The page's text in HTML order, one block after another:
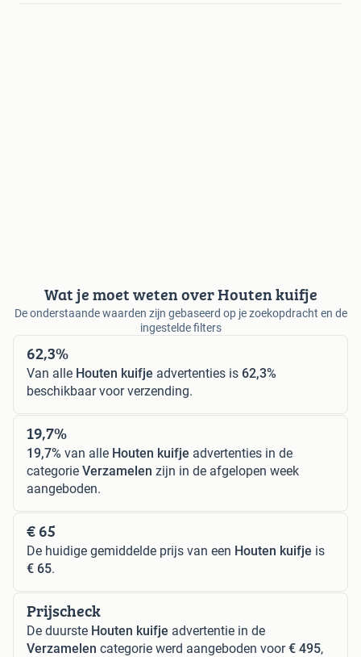
Wat je moet weten over Houten kuifje
De onderstaande waarden zijn gebaseerd op je zoekopdracht en de
ingestelde filters
62,3%
Van alle Houten kuifje advertenties is 62,3%
beschikbaar voor verzending.
19,7%
19,7% van alle Houten kuifje advertenties in de
categorie Verzamelen zijn in de afgelopen week
aangeboden.
€ 65
De huidige gemiddelde prijs van een Houten kuifje is
€ 65.
Prijscheck
De duurste Houten kuifje advertentie in de
Verzamelen categorie werd aangeboden voor€ 495,